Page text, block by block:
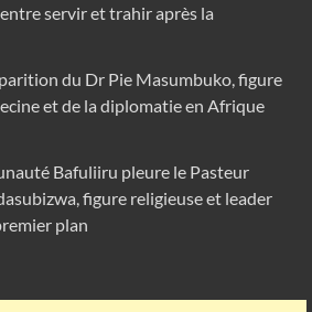
servir et trahir après la
du Dr Pie Masumbuko, figure
et de la diplomatie en Afrique
Bafuliiru pleure le Pasteur
figure religieuse et leader
plan